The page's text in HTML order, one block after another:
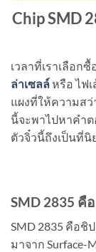
Chip SMD
เวลาที่เราเลือก
ล่าเซลล์หรือ ไฟ
แผงที่ให้ความสว่
นี้จะพาไปหาคำต
ตัวจิ๋วนี้ถึงเป็นที่นิ
SMD 2835 คื
SMD 2835 คือชิ
มาจาก Surface-